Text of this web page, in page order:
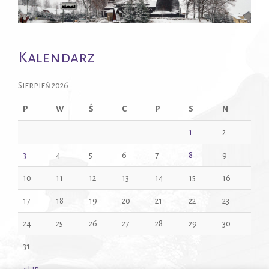
a
t
Kalendarz
Sierpień 2026
P W Ś C P S N
1 2
3 4 5 6 7 8 9
10 11 12 13 14 15 16
17 18 19 20 21 22 23
24 25 26 27 28 29 30
31